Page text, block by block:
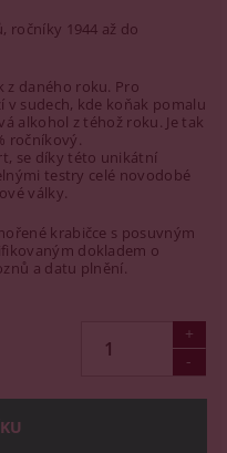
ročníky 1944 až do
z daného roku. Pro
sudech, kde koňak pomalu
alkohol z téhož roku. Je tak
ročníkový.
se díky této unikátní
testry celé novodobé
války.
krabičce s posuvným
dokladem o
a datu plnění.